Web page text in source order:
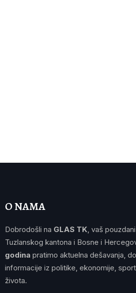
O NAMA
Dobrodošli na GLAS TK , vaš
Tuzlanskog kantona i Bosne i
godina pratimo aktuelna dešavanja,
informacije iz politike, ekonomije,
života.